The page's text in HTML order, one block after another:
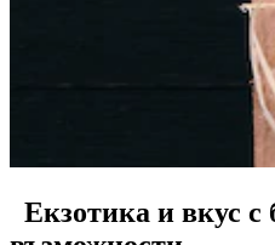
Екзотика и вкус с